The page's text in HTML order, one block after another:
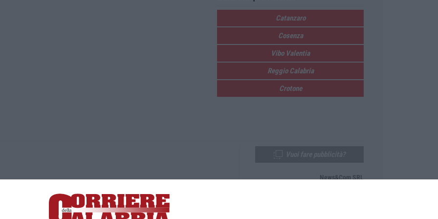
Catanzaro
Cosenza
Vibo Valentia
Reggio Calabria
Crotone
Lamezia Terme (CZ)
responsabile Paola Militano |Privacy
News&Com SRL